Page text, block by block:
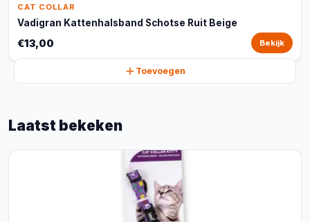
CAT COLLAR
Vadigran Kattenhalsband Schotse Ruit Beige
€13,00 Bekijk
Toevoegen
Laatst bekeken